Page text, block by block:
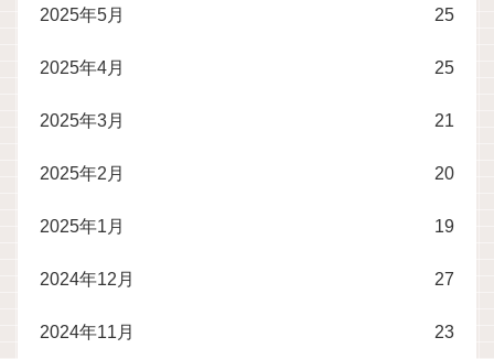
2025年5月 25
2025年4月 25
2025年3月 21
2025年2月 20
2025年1月 19
2024年12月 27
2024年11月 23